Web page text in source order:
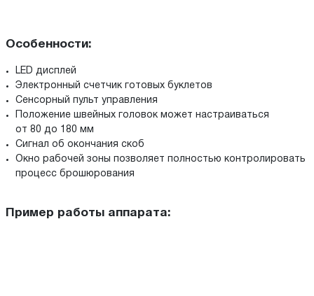
Особенности:
LED дисплей
Электронный счетчик готовых буклетов
Сенсорный пульт управления
Положение швейных головок может настраиваться
от 80 до 180 мм
Сигнал об окончания скоб
Окно рабочей зоны позволяет полностью контролировать
процесс брошюрования
Пример работы аппарата: